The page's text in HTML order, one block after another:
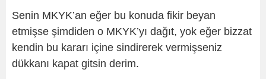
Senin MKYK’an eğer bu konuda fikir beyan
etmişse şimdiden o MKYK’yı dağıt, yok eğer bizzat
kendin bu kararı içine sindirerek vermişseniz
dükkanı kapat gitsin derim.